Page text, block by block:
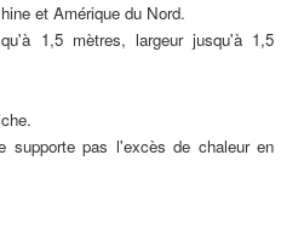
et Amérique du Nord.
1,5 mètres, largeur jusqu'à 1,5
supporte pas l'excès de chaleur en